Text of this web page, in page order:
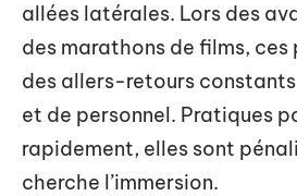
allées latérales. Lors des
des marathons de films, ces
des allers-retours
et de personnel. Pratiques
rapidement, elles sont
cherche l’immersion.